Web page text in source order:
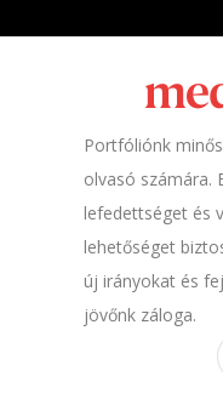
Portfóliónk
olvasó számára.
lefedettséget és
lehetőséget
új irányokat és
jövőnk záloga.